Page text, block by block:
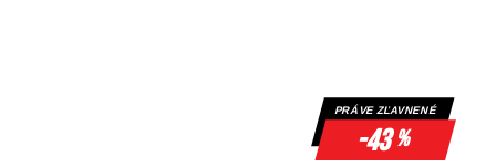
PRÁVE ZĽAVNENÉ
-43%